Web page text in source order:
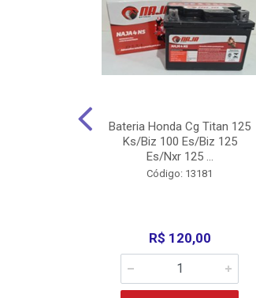
Bateria Honda Cg Titan 125
Ks/Biz 100 Es/Biz 125
Es/Nxr 125 ...
Código: 13181
R$ 120,00